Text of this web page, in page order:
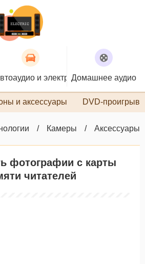
и электроникаДомашнее аудио
и аксессуары DVD-
Камеры Аксессуары
фотографии с карты
читателей